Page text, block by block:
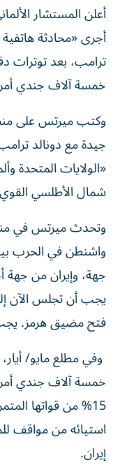
أعلن المستشار
أجرى «محادثة
ترامب، بعد
خمسة آلاف جندي
وكتب ميرتس على
جيدة مع دونالد
«الولايات المتحدة
شمال الأطلسي
وتحدث ميرتس في
واشنطن في الحرب
جهة، وإيران من
يجب أن تجلس الآن
فتح مضيق هرمز.
وفي مطلع مايو/أيار
خمسة آلاف جندي
15% من قواتها
استيائه من مواقف
إيران.